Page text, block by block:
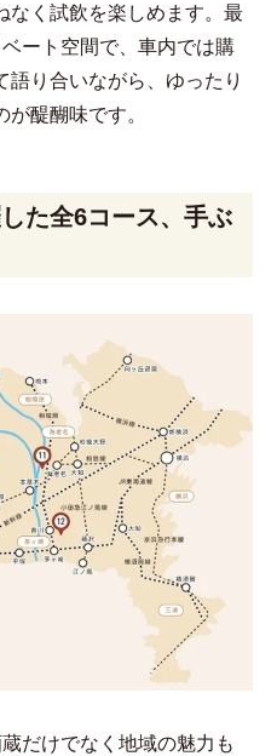
なく試飲を楽しめます。最
ート空間で、車内では購
語り合いながら、ゆったり
醍醐味です。
た全6コース、手ぶ
だけでなく地域の魅力も